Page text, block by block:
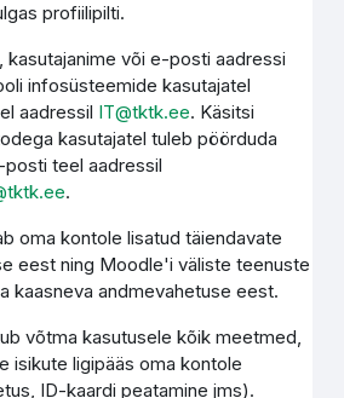
profiilipilti.
kasutajanime või e-posti aadressi
infosüsteemide kasutajatel
aadressil IT@tktk.ee. Käsitsi
kasutajatel tuleb pöörduda
teel aadressil
.
oma kontole lisatud täiendavate
eest ning Moodle'i väliste teenuste
kaasneva andmevahetuse eest.
võtma kasutusele kõik meetmed,
isikute ligipääs oma kontole
ID-kaardi peatamine jms).